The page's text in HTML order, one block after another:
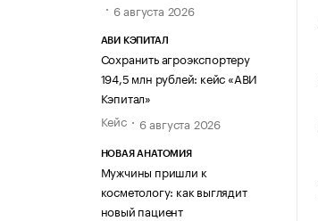
6 августа 2026
АВИ КЭПИТАЛ
Сохранить агроэкспортеру
194,5 млн рублей: кейс «АВИ
Кэпитал»
Кейс
6 августа 2026
НОВАЯ АНАТОМИЯ
Мужчины пришли к
косметологу: как выглядит
новый пациент